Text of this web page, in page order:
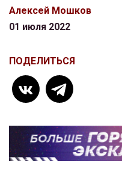
Алексей Мошков
01 июля 2022
ПОДЕЛИТЬСЯ